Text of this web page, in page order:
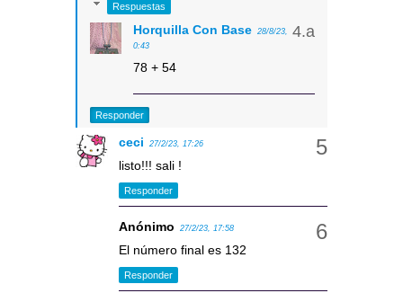
Respuestas
Horquilla Con Base 28/8/23,
0:43
78 + 54
Responder
ceci 27/2/23, 17:26
listo!!! sali !
Responder
Anónimo 27/2/23, 17:58
El número final es 132
Responder